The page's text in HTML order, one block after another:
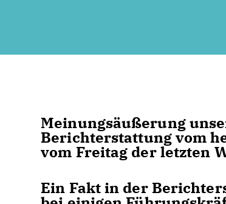
Meinungsäußerung
Berichterstattung vom
vom Freitag der letzten
Ein Fakt in der